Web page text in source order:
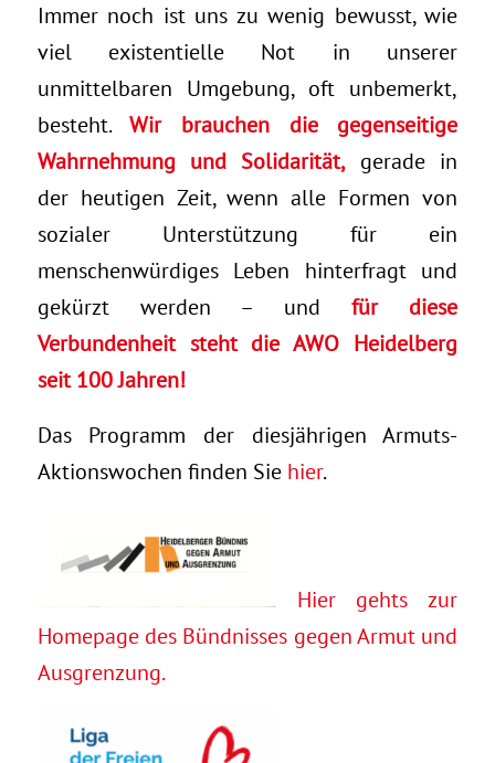
Immer noch ist uns zu wenig bewusst, wie
viel existentielle Not in unserer
unmittelbaren Umgebung, oft unbemerkt,
besteht.Wir brauchen die gegenseitige
Wahrnehmung und Solidarität, gerade in
der heutigen Zeit, wenn alle Formen von
sozialer Unterstützung für ein
menschenwürdiges Leben hinterfragt und
gekürzt werden – undfür diese
Verbundenheit steht die AWO Heidelberg
seit 100 Jahren!
Das Programm der diesjährigen Armuts-
Aktionswochen finden Sie hier.
Hier gehts zur
Homepage des Bündnisses gegen Armut und
Ausgrenzung.